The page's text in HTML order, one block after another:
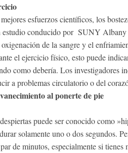
esfuerzos científicos, los
estudio conducido por SUNY Albany
de la sangre y el
el ejercicio físico, esto puede
como debería. Los investigadores
a problemas circulatorio o del
al ponerte de pie
puede ser conocido como
solamente uno o dos segundos.
de minutos, especialmente si tienes